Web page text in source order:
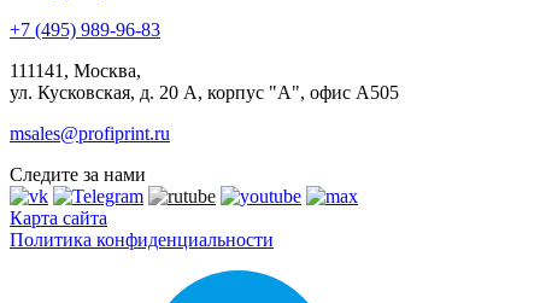
+7 (495) 989-96-83
111141, Москва,
ул. Кусковская, д. 20 А, корпус "А", офис А505
msales@profiprint.ru
Следите за нами
Карта сайта
Политика конфиденциальности